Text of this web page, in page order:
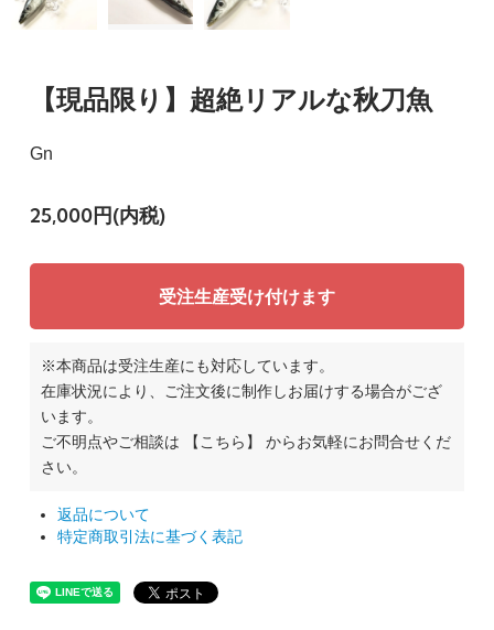
【現品限り】超絶リアルな秋刀魚
Gn
25,000円(内税)
受注生産受け付けます
※本商品は受注生産にも対応しています。
在庫状況により、ご注文後に制作しお届けする場合がござ
います。
ご不明点やご相談は
【こちら】
からお気軽にお問合せくだ
さい。
返品について
特定商取引法に基づく表記